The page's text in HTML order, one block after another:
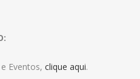
Eventos, clique aqui.